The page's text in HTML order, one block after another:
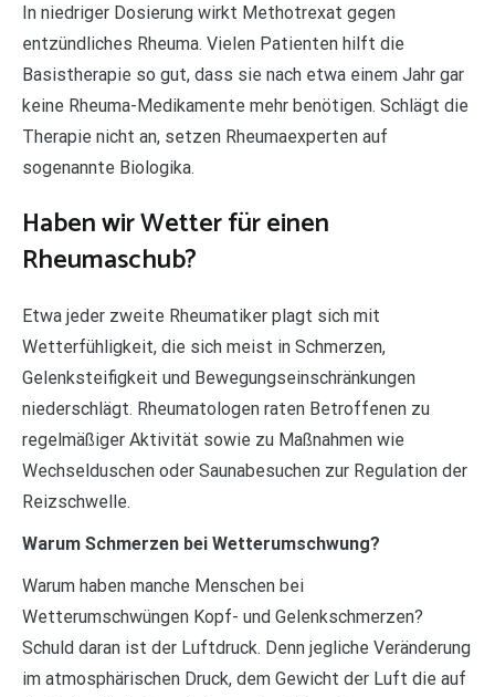
In niedriger Dosierung wirkt Methotrexat gegen
entzündliches Rheuma. Vielen Patienten hilft die
Basistherapie so gut, dass sie nach etwa einem Jahr gar
keine Rheuma-Medikamente mehr benötigen. Schlägt die
Therapie nicht an, setzen Rheumaexperten auf
sogenannte Biologika.
Haben wir Wetter für einen
Rheumaschub?
Etwa jeder zweite Rheumatiker plagt sich mit
Wetterfühligkeit, die sich meist in Schmerzen,
Gelenksteifigkeit und Bewegungseinschränkungen
niederschlägt. Rheumatologen raten Betroffenen zu
regelmäßiger Aktivität sowie zu Maßnahmen wie
Wechselduschen oder Saunabesuchen zur Regulation der
Reizschwelle.
Warum Schmerzen bei Wetterumschwung?
Warum haben manche Menschen bei
Wetterumschwüngen Kopf- und Gelenkschmerzen?
Schuld daran ist der Luftdruck. Denn jegliche Veränderung
im atmosphärischen Druck, dem Gewicht der Luft die auf